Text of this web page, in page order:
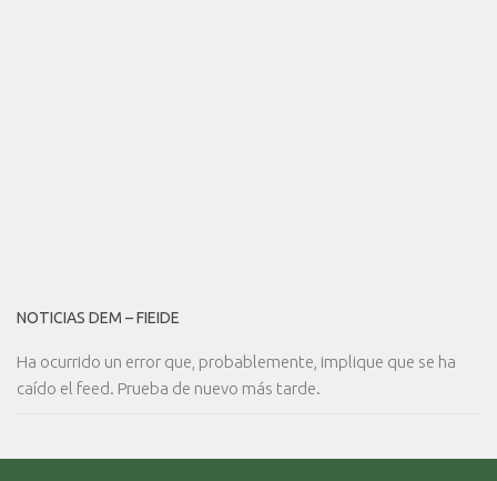
NOTICIAS DEM – FIEIDE
Ha ocurrido un error que, probablemente, implique que se ha
caído el feed. Prueba de nuevo más tarde.